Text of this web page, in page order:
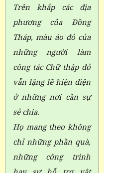
Trên khắp các địa
phương của Đồng
Tháp, màu áo đỏ của
những người làm
công tác Chữ thập đỏ
vẫn lặng lẽ hiện diện
ở những nơi cần sự
sẻ chia.
Họ mang theo không
chỉ những phần quà,
những công trình